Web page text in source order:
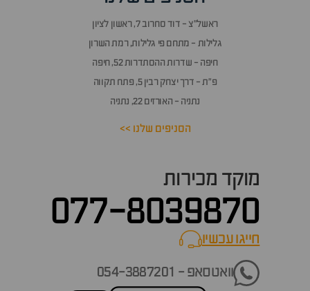
ראשל״צ - דוד סחרוב 7, ראשון לציון
גלילות - מתחם פי גלילות, רמת השרון
חיפה - שדרות ההסתדרות 52, חיפה
פ״ת - דרך יצחק רבין 5, פתח תקווה
נתניה - האורזים 22, נתניה
הסניפים שלנו >>
מוקד מכירות
077-8039870
חייגו עכשיוcall now
וואטסאפ - 054-3887201